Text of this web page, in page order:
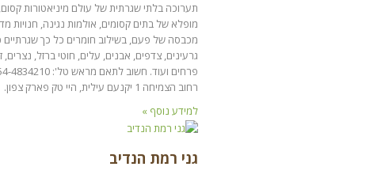
תערוכה בלתי שגרתית של עולם מיניאטורות
מופלא של בתים קסומים, אולמות נגינה, חנויות
מכבסה של פעם, בשילוב חומרים כל כך שגרתיים
גרעינים, צדפים, אבנים, עלים, חוטי ברזל, נצרים,
רחוב הצמיחה 1 יקנעם עילית, היי טק פארק צפון.
למידע נוסף »
גני רמת הנדיב